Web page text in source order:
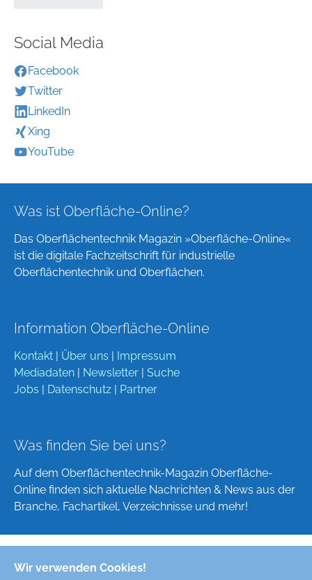
Wir verwenden Cookies!
Social Media
Facebook
Twitter
LinkedIn
Xing
YouTube
Was ist Oberfläche-Online?
Das Oberflächentechnik Magazin »Oberfläche-Online«
ist die digitale Fachzeitschrift für industrielle
Oberflächentechnik und Oberflächen.
Information Oberfläche-Online
Kontakt Über uns
Impressum
Mediadaten
Newsletter
Suche
Jobs
Datenschutz Partner
Was finden Sie bei uns?
Auf dem Oberflächentechnik-Magazin Oberfläche-
Online finden sich aktuelle Nachrichten & News aus der
Branche, Fachartikel, Verzeichnisse und mehr!
Deutsch